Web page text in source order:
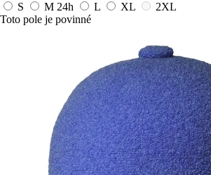
S
M 24h L XL
2XL
Toto pole je povinné